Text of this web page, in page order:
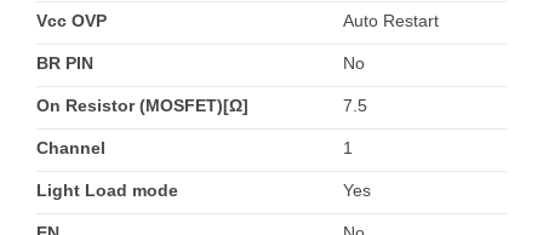
Vcc OVP Auto Restart
BR PIN No
On Resistor (MOSFET)[Ω] 7.5
Channel 1
Light Load mode Yes